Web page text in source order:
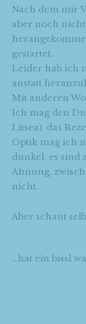
Nach dem mir
aber noch
gestartet.
Leider hab ich
anstatt
Mit anderen
Ich mag den
Litsea), das
Optik mag ich
dunkel, es
Ahnung,
nicht.
Aber schaut
…hat ein bissl